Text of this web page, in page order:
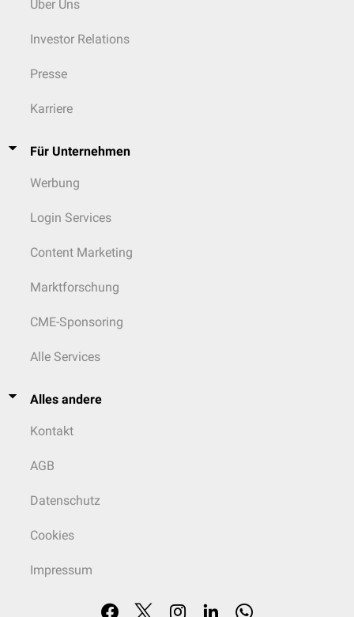
Über Uns
Investor Relations
Presse
Karriere
Für Unternehmen
Werbung
Login Services
Content Marketing
Marktforschung
CME-Sponsoring
Alle Services
Alles andere
Kontakt
AGB
Datenschutz
Cookies
Impressum